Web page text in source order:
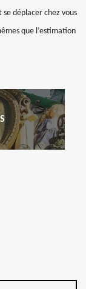
déplacer chez vous
que l’estimation